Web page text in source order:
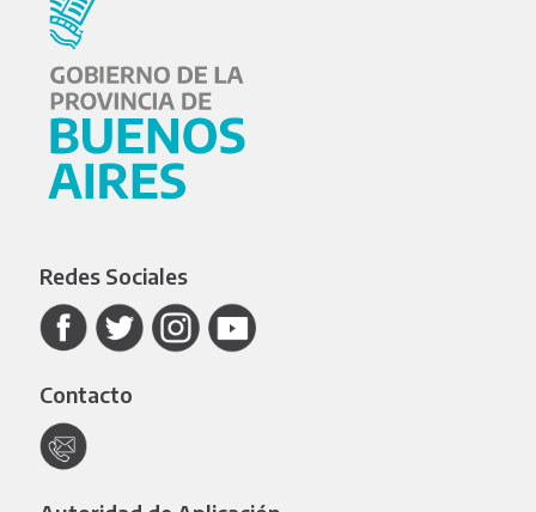
Redes Sociales
Contacto